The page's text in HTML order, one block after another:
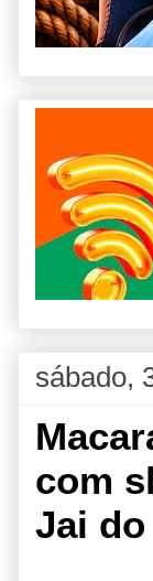
sábado,
com
Jai do